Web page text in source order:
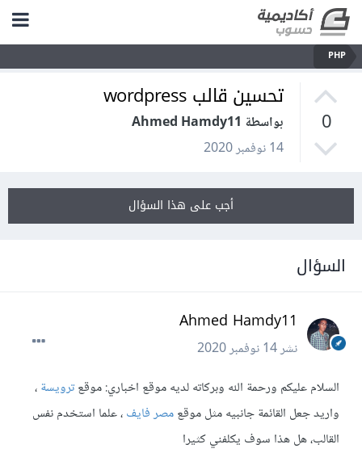
PHP
0
تحسين قالب wordpress
بواسطة Ahmed Hamdy11
14 نوفمبر 2020
أجب على هذا السؤال
السؤال
Ahmed Hamdy11
نشر14 نوفمبر 2020
السلام عليكم ورحمة الله وبركاته لديه موقع اخباري: موقعترويسة،
واريد جعل القائمة جانبيه مثل موقعمصر فايف، علما استخدم نفس
القالب، هل هذا سوف يكلفني كثيرا